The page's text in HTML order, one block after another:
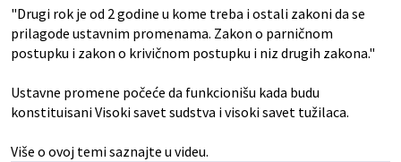
"Drugi rok je od 2 godine u kome treba i ostali zakoni da se
prilagode ustavnim promenama. Zakon o parničnom
postupku i zakon o krivičnom postupku i niz drugih zakona."
Ustavne promene počeće da funkcionišu kada budu
konstituisani Visoki savet sudstva i visoki savet tužilaca.
Više o ovoj temi saznajte u videu.